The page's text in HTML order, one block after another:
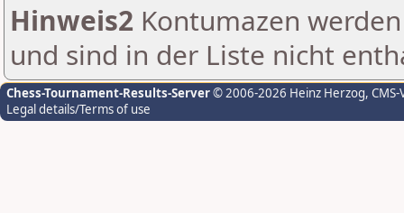
Hinweis2 Kontumazen
und sind in der Liste nicht
Chess-Tournament-Results-Server© 2006-2026 Heinz Herzog,
Legal details/Terms of use